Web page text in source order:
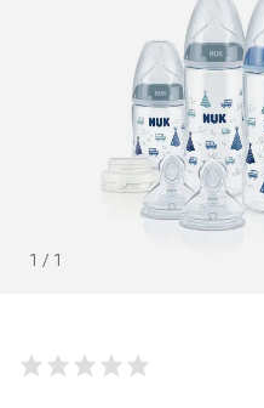
1 / 1